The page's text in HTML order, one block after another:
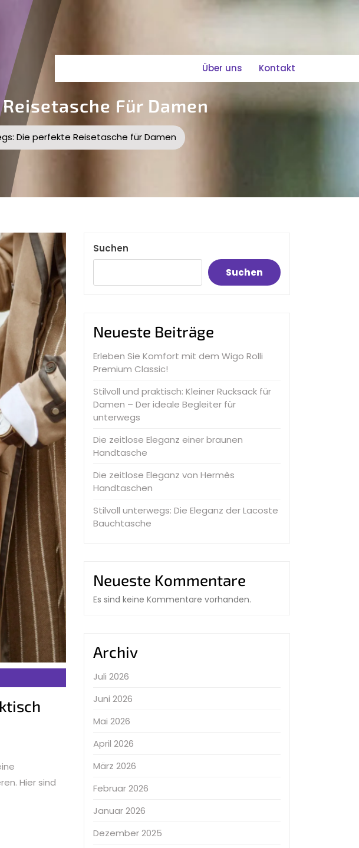
Über uns Kontakt
Für Damen
Die perfekte Reisetasche für Damen
Hier sind
Suchen
Suchen
Neueste Beiträge
Erleben Sie Komfort mit dem Wigo Rolli
Premium Classic!
Stilvoll und praktisch: Kleiner Rucksack für
Damen – Der ideale Begleiter für
unterwegs
Die zeitlose Eleganz einer braunen
Handtasche
Die zeitlose Eleganz von Hermès
Handtaschen
Stilvoll unterwegs: Die Eleganz der Lacoste
Bauchtasche
Neueste Kommentare
Es sind keine Kommentare vorhanden.
Archiv
Juli 2026
Juni 2026
Mai 2026
April 2026
März 2026
Februar 2026
Januar 2026
Dezember 2025